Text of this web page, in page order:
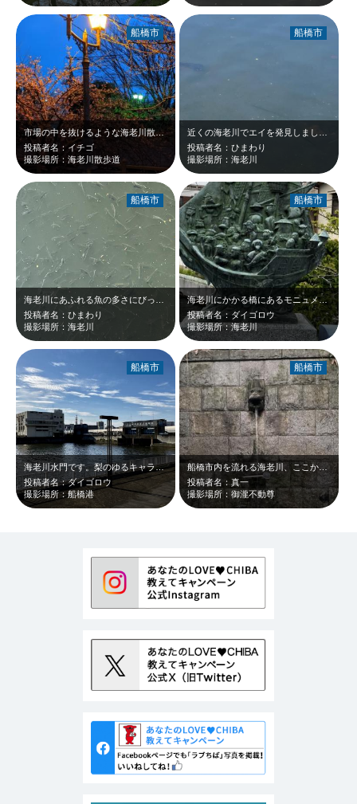
市場の中を抜けるような海老川散歩道 夜はまた昼とは違った空気感になります。 …
投稿者名：イチゴ
撮影場所：海老川散歩道
船橋市
投稿者名：ひまわり
撮影場所：海老川
船橋市
投稿者名：ひまわり
撮影場所：海老川
船橋市
海老川にかかる橋にあるモニュメントの１つです。漫画界の歴史に残る作家さん達のコ…
投稿者名：ダイゴロウ
撮影場所：海老川
船橋市
海老川水門です。梨のゆるキャラで有名になった場所でもあります！ 親水公園公園…
投稿者名：ダイゴロウ
撮影場所：船橋港
船橋市
船橋市内を流れる海老川、ここから始まるんですね。
投稿者名：真一
撮影場所：御瀧不動尊
船橋市